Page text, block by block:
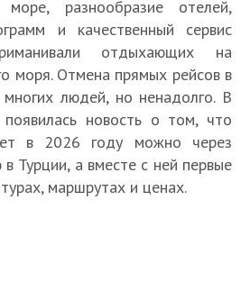
море, разнообразие отелей,
и качественный сервис
отдыхающих на
моря. Отмена прямых рейсов в
многих людей, но ненадолго. В
новость о том, что
в 2026 году можно через
Турции, а вместе с ней первые
маршрутах и ценах.